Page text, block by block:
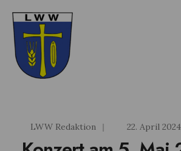
LWW Redaktion | 22. April 2024